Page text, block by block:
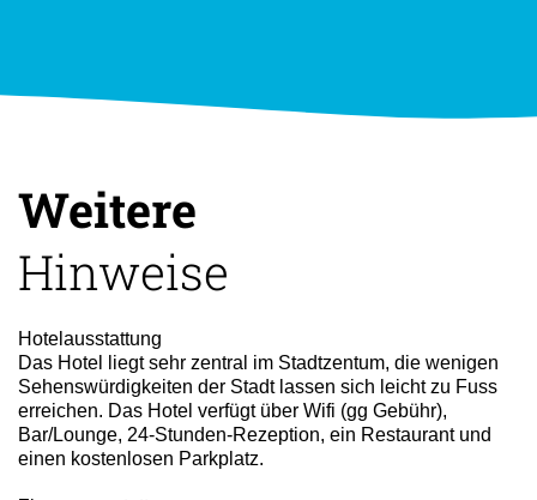
Weitere
Hinweise
Hotelausstattung
Das Hotel liegt sehr zentral im Stadtzentum, die wenigen
Sehenswürdigkeiten der Stadt lassen sich leicht zu Fuss
erreichen. Das Hotel verfügt über Wifi (gg Gebühr),
Bar/Lounge, 24-Stunden-Rezeption, ein Restaurant und
einen kostenlosen Parkplatz.